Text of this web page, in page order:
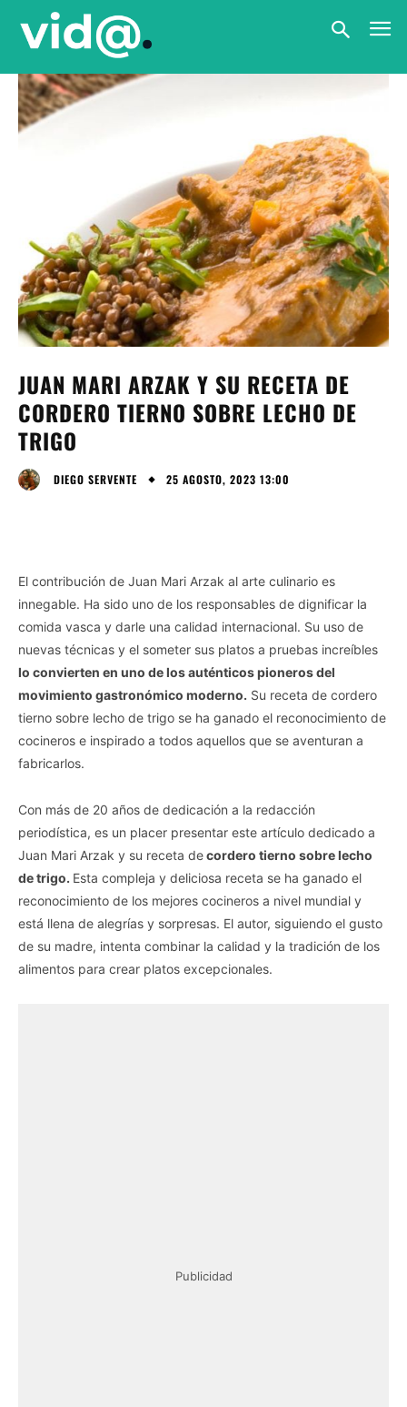
JUAN MARI ARZAK Y SU RECETA DE
CORDERO TIERNO SOBRE LECHO DE
TRIGO
DIEGO SERVENTE 25 AGOSTO, 2023 13:00
El contribución de Juan Mari Arzak al arte culinario es
innegable. Ha sido uno de los responsables de dignificar la
comida vasca y darle una calidad internacional. Su uso de
nuevas técnicas y el someter sus platos a pruebas increíbles
lo convierten en uno de los auténticos pioneros del
movimiento gastronómico moderno. Su receta de cordero
tierno sobre lecho de trigo se ha ganado el reconocimiento de
cocineros e inspirado a todos aquellos que se aventuran a
fabricarlos.
Con más de 20 años de dedicación a la redacción
periodística, es un placer presentar este artículo dedicado a
Juan Mari Arzak y su receta decordero tierno sobre lecho
de trigo. Esta compleja y deliciosa receta se ha ganado el
reconocimiento de los mejores cocineros a nivel mundial y
está llena de alegrías y sorpresas. El autor, siguiendo el gusto
de su madre, intenta combinar la calidad y la tradición de los
alimentos para crear platos excepcionales.
Publicidad